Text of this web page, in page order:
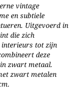
vintage
en subtiele
Uitgevoerd in
die zich
interieurs tot zijn
deze
zwart metaal.
zwart metalen